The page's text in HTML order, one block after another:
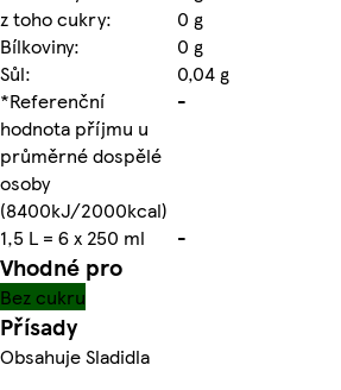
z toho cukry:
0 g
Bílkoviny:
0 g
Sůl:
0,04 g
*Referenční
hodnota příjmu u
průměrné dospělé
osoby
(8400kJ/2000kcal)
-
1,5 L = 6 x 250 ml -
Vhodné pro
Bez cukru
Přísady
Obsahuje Sladidla